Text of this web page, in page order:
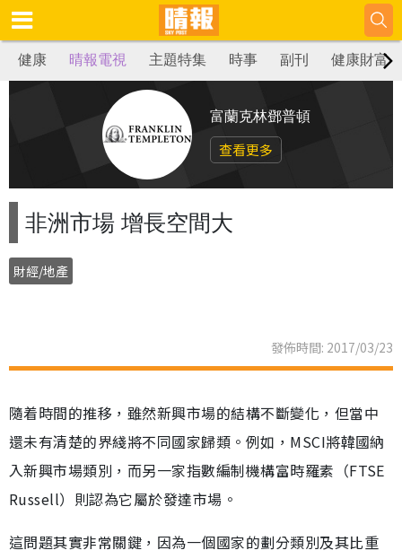
健康 晴報電視 主題特集 時事 副刊 健康財富
富蘭克林鄧普頓
查看更多
非洲市場 增長空間大
財經/地產
發佈時間: 2017/03/23
隨着時間的推移，雖然新興市場的結構不斷變化，但當中
還未有清楚的界綫將不同國家歸類。例如，MSCI將韓國納
入新興市場類別，而另一家指數編制機構富時羅素（FTSE
Russell）則認為它屬於發達市場。
這問題其實非常關鍵，因為一個國家的劃分類別及其比重